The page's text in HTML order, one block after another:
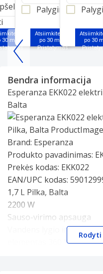
jau
30 min.
Atsiimkite jau
po 30 min.
Palyginti
po 30
Item
21
Bendra informacija
Esperanza EKK022
Balta
Slide 1 of 0
Brand: Esperanza
Produkto pavadinimas:
Prekės kodas: EKK022
EAN/UPC kodas:
1,7 L Pilka, Balta
2200 W
Sauso-virimo apsauga
Vandens lygio
elementas 360 °